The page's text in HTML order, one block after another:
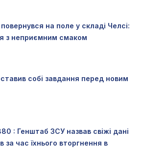
на поле у складі Челсі:
з неприємним смаком
собі завдання перед новим
: Генштаб ЗСУ назвав свіжі дані
за час їхнього вторгнення в